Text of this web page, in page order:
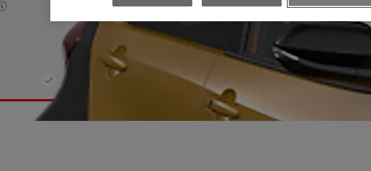
Informácie k spotrebe paliva